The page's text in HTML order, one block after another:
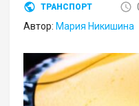
ТРАНСПОРТ
Автор: Мария Никишина